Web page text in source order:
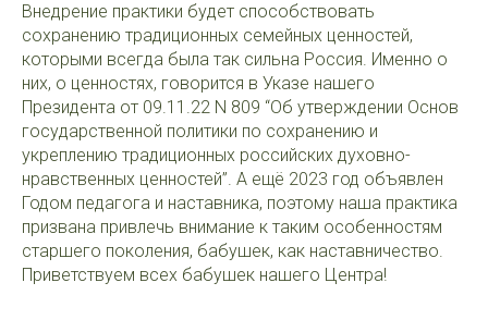
Внедрение практики будет способствовать
сохранению традиционных семейных ценностей,
которыми всегда была так сильна Россия. Именно о
них, о ценностях, говорится в Указе нашего
Президента от 09.11.22 N 809 “Об утверждении Основ
государственной политики по сохранению и
укреплению традиционных российских духовно-
нравственных ценностей”. А ещё 2023 год объявлен
Годом педагога и наставника, поэтому наша практика
призвана привлечь внимание к таким особенностям
старшего поколения, бабушек, как наставничество.
Приветствуем всех бабушек нашего Центра!